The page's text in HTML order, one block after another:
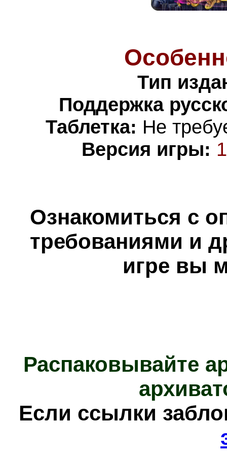
Тип
Поддержка
Таблетка: Не
Версия игры:
Ознакомиться с
требованиями и
игре вы
Распаковывайте
Если ссылки